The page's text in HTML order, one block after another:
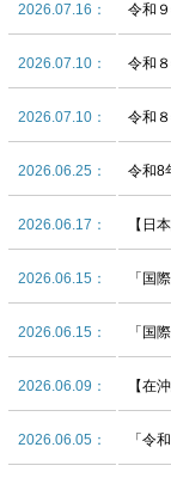
2026.07.16： 令和
2026.07.10： 令和
2026.07.10： 令和
2026.06.25： 令和8
2026.06.17： 【日
2026.06.15： 「国
2026.06.15： 「国
2026.06.09： 【在
2026.06.05： 「令